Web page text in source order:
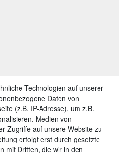
Technologien auf unserer
Daten von
(z.B. IP-Adresse), um z.B.
Medien von
Zugriffe auf unsere Website zu
erfolgt erst durch gesetzte
mit Dritten, die wir in den